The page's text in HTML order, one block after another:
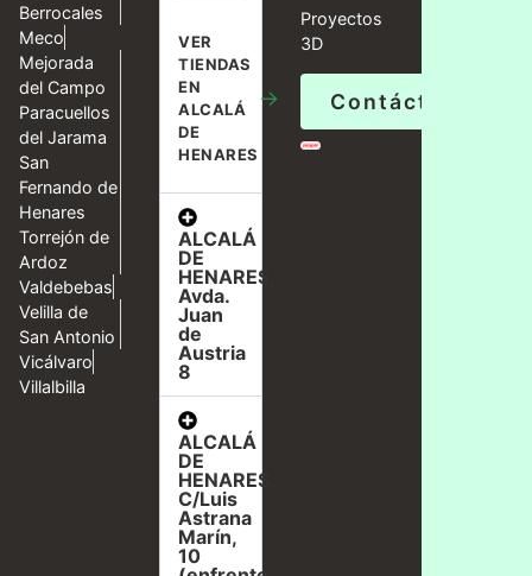
Berrocales
Meco
Mejorada
del Campo
Paracuellos
del Jarama
San
Fernando de
Henares
Torrejón de
Ardoz
Valdebebas
Velilla de
San Antonio
Vicálvaro
Villalbilla
VER
TIENDAS
EN
ALCALÁ
DE
HENARES
→
ALCALÁ
DE
HENARES,
Avda.
Juan
de
Austria
8
ALCALÁ
DE
HENARES,
C/Luis
Astrana
Marín,
10
Proyectos
3D
Contáctanos